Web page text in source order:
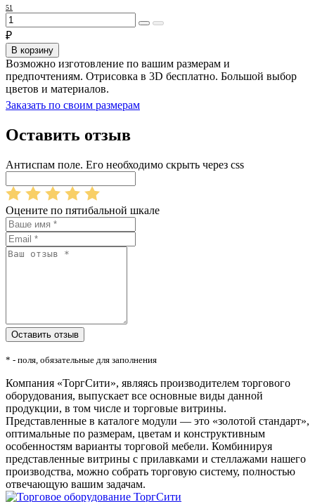
51
₽
В корзину
Возможно изготовление по вашим размерам и
предпочтениям. Отрисовка в 3D бесплатно. Большой выбор
цветов и материалов.
Заказать по своим размерам
Оставить отзыв
Антиспам поле. Его необходимо скрыть через css
Оцените по пятибальной шкале
* - поля, обязательные для заполнения
Компания «ТоргСити», являясь производителем торгового
оборудования, выпускает все основные виды данной
продукции, в том числе и торговые витрины.
Представленные в каталоге модули — это «золотой стандарт»,
оптимальные по размерам, цветам и конструктивным
особенностям варианты торговой мебели. Комбинируя
представленные витрины с прилавками и стеллажами нашего
производства, можно собрать торговую систему, полностью
отвечающую вашим задачам.